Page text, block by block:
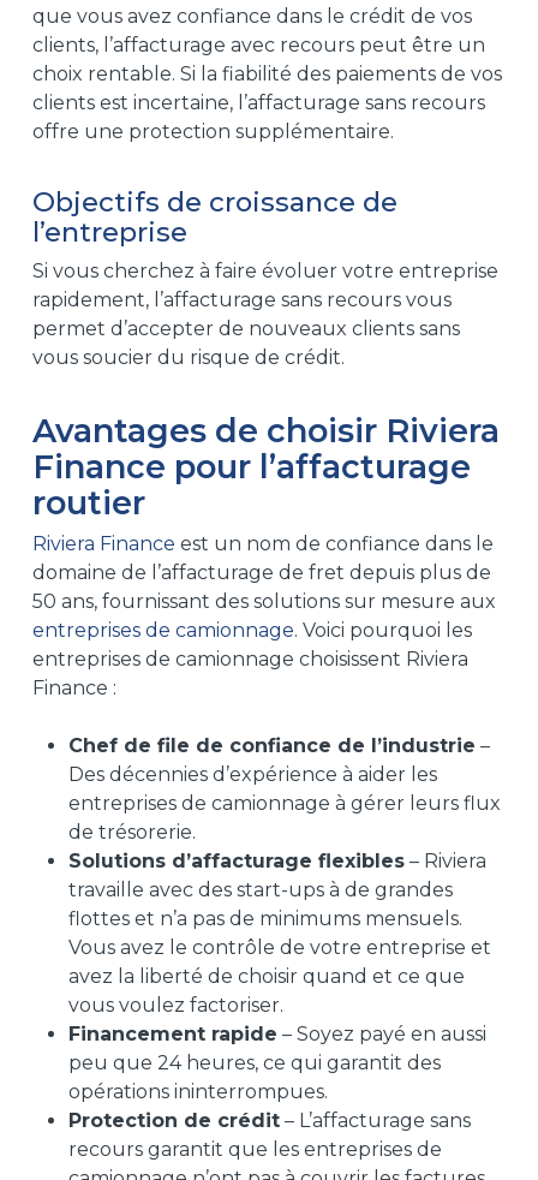
que vous avez confiance dans le crédit de vos
clients, l’affacturage avec recours peut être un
choix rentable. Si la fiabilité des paiements de vos
clients est incertaine, l’affacturage sans recours
offre une protection supplémentaire.
Objectifs de croissance de
l’entreprise
Si vous cherchez à faire évoluer votre entreprise
rapidement, l’affacturage sans recours vous
permet d’accepter de nouveaux clients sans
vous soucier du risque de crédit.
Avantages de choisir Riviera
Finance pour l’affacturage
routier
Riviera Finance est un nom de confiance dans le
domaine de l’affacturage de fret depuis plus de
50 ans, fournissant des solutions sur mesure aux
entreprises de camionnage. Voici pourquoi les
entreprises de camionnage choisissent Riviera
Finance :
Chef de file de confiance de l’industrie –
Des décennies d’expérience à aider les
entreprises de camionnage à gérer leurs flux
de trésorerie.
Solutions d’affacturage flexibles– Riviera
travaille avec des start-ups à de grandes
flottes et n’a pas de minimums mensuels.
Vous avez le contrôle de votre entreprise et
avez la liberté de choisir quand et ce que
vous voulez factoriser.
Financement rapide – Soyez payé en aussi
peu que 24 heures, ce qui garantit des
opérations ininterrompues.
Protection de crédit– L’affacturage sans
recours garantit que les entreprises de